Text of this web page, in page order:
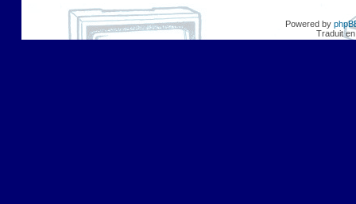
Powered by
Traduit